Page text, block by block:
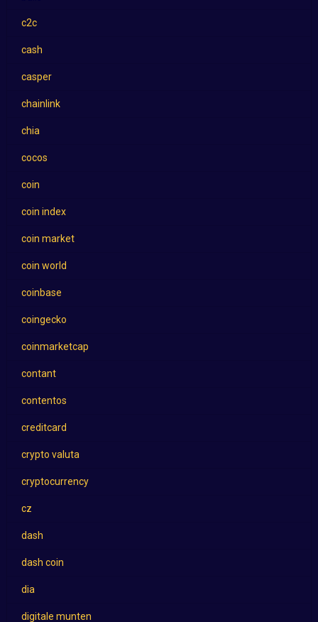
c2c
cash
casper
chainlink
chia
cocos
coin
coin index
coin market
coin world
coinbase
coingecko
coinmarketcap
contant
contentos
creditcard
crypto valuta
cryptocurrency
cz
dash
dash coin
dia
digitale munten